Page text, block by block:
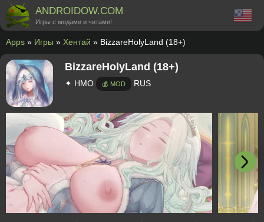
ANDROIDOW.COM
Игры с модами и читами!
Apps » Игры » Хентай » BizzareHolyLand (18+)
BizzareHolyLand (18+)
✦ HMO 💰 MOD RUS